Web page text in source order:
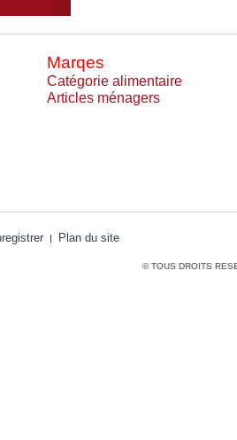
Marqes
Catégorie alimentaire
Articles ménagers
Plan du site
© TOUS DROITS